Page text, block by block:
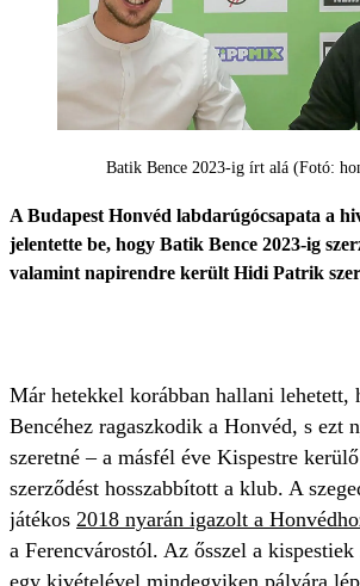
Batik Bence 2023-ig írt alá (Fotó:
A Budapest Honvéd labdarúgócsapata a
jelentette be, hogy Batik Bence 2023-ig
valamint napirendre került Hidi Patrik
Már hetekkel korábban hallani lehetett,
Bencéhez ragaszkodik a Honvéd, s ezt
szeretné – a másfél éve Kispestre
szerződést hosszabbított a klub. A
játékos 2018 nyarán igazolt a
a Ferencvárostól. Az ősszel a